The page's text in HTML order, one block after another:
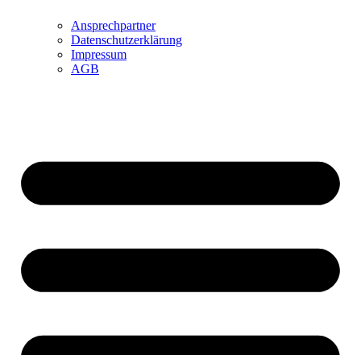
Ansprechpartner
Datenschutzerklärung
Impressum
AGB